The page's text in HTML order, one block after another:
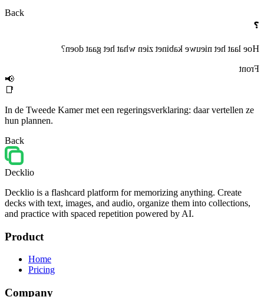
Back
❓
Hoe laat het nieuwe kabinet zien what het gaat doen?
Front
📢
📑
In de Tweede Kamer met een regeringsverklaring: daar vertellen ze
hun plannen.
Back
Decklio
Decklio is a flashcard platform for memorizing anything. Create
decks with text, images, and audio, organize them into collections,
and practice with spaced repetition powered by AI.
Product
Home
Pricing
Company